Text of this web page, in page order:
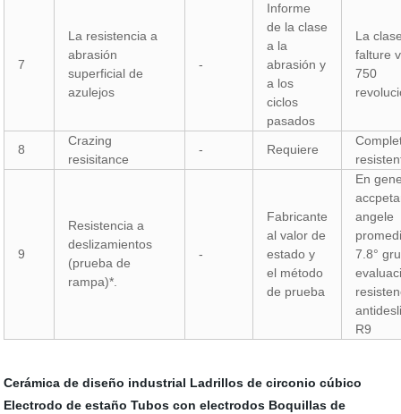
7
La resistencia a
abrasión
superficial de
azulejos
-
Informe
de la clase
a la
abrasión y
a los
ciclos
pasados
La
falture
750
8
Crazing
resisitance
- Requiere
9
Resistencia a
deslizamientos
(prueba de
rampa)*.
-
Fabricante
al valor de
estado y
el método
de prueba
En
angele
7.8°
R9
Cerámica de diseño industrial Ladrillos de circonio cúbico
Electrodo de estaño Tubos con electrodos Boquillas de